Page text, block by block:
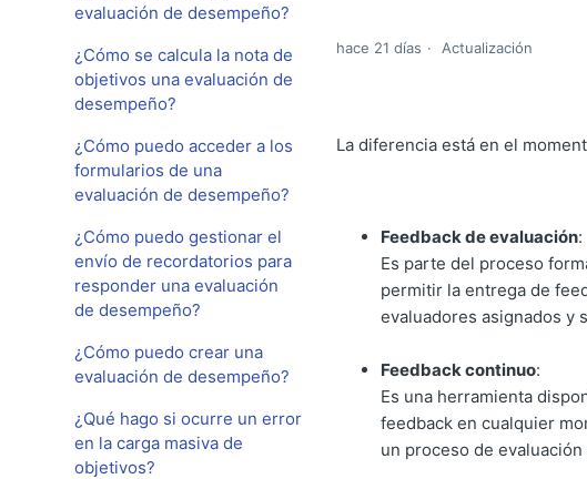
evaluación de desempeño?
¿Cómo se calcula la nota de
objetivos una evaluación de
desempeño?
¿Cómo puedo acceder a los
formularios de una
evaluación de desempeño?
¿Cómo puedo gestionar el
envío de recordatorios para
responder una evaluación
de desempeño?
¿Cómo puedo crear una
evaluación de desempeño?
¿Qué hago si ocurre un error
en la carga masiva de
objetivos?
hace 21 días Actualización
La diferencia está en el
Feedback de evaluación:
Es parte del proceso
permitir la entrega de
evaluadores asignados y
Feedback continuo:
Es una herramienta
feedback en cualquier
un proceso de evaluación